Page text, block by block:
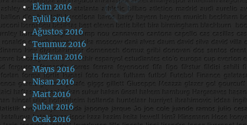
Ekim 2016
Eylül 2016
Ağustos 2016
Temmuz 2016
Haziran 2016
Mayıs 2016
Nisan 2016
Mart 2016
Şubat 2016
Ocak 2016